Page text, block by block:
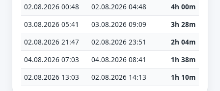
02.08.2026 00:48
02.08.2026 04:48
4h 00m
03.08.2026 05:41
03.08.2026 09:09
3h 28m
02.08.2026 21:47
02.08.2026 23:51
2h 04m
04.08.2026 07:03
04.08.2026 08:41
1h 38m
02.08.2026 13:03
02.08.2026 14:13 1h 10m
Ne moraš upisati e-mail — prijedlog možeš poslati i anonimno.
Odustani Pošalji